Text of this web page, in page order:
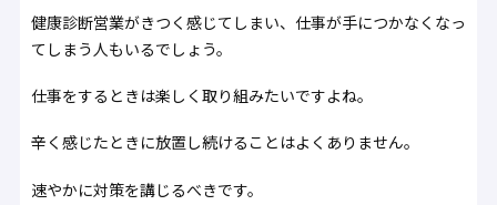
健康診断営業がきつく感じてしまい、仕事が手につかなくなっ
てしまう人もいるでしょう。
仕事をするときは楽しく取り組みたいですよね。
辛く感じたときに放置し続けることはよくありません。
速やかに対策を講じるべきです。